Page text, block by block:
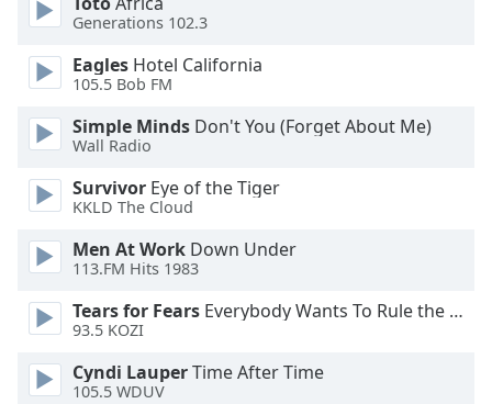
dialog
window.
Escape
cancel
and
close
Text
Color
Opacity
Generations 102.3
Eagles Hotel California
105.5 Bob FM
Simple Minds Don't You (Forget About Me)
Wall Radio
Survivor Eye of the Tiger
KKLD The Cloud
Men At Work Down Under
113.FM Hits 1983
Tears for Fears Everybody Wants To Rule the World
93.5 KOZI
Cyndi LauperTime After Time
105.5 WDUV